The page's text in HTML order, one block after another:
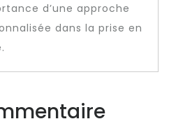
d’une approche
dans la prise en